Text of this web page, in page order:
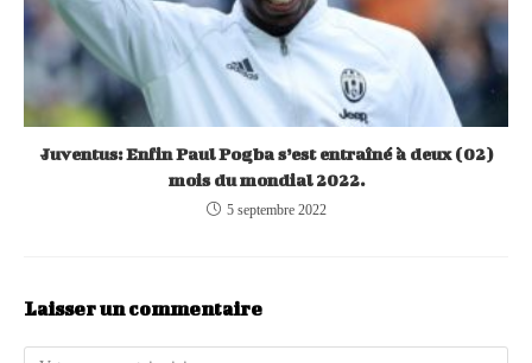
Juventus: Enfin Paul Pogba s’est entraîné à deux (02)
mois du mondial 2022.
5 septembre 2022
Laisser un commentaire